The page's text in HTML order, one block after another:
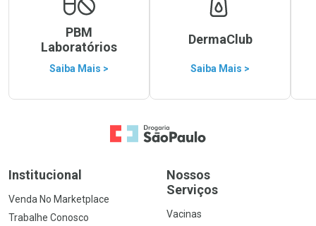
PBM
Laboratórios
Saiba Mais >
DermaClub
Saiba Mais >
Ir para a Home
Institucional
Venda No Marketplace
Trabalhe Conosco
Nossos
Serviços
Vacinas